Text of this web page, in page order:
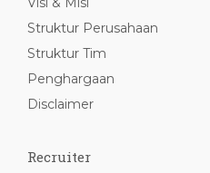
Struktur Perusahaan
Struktur Tim
Penghargaan
Disclaimer
Recruiter